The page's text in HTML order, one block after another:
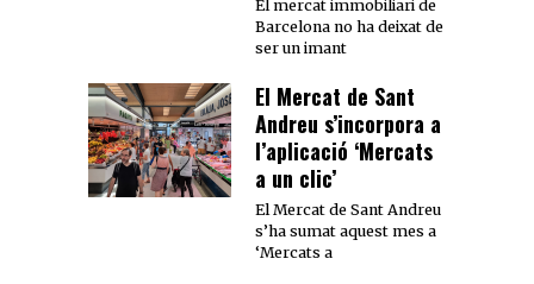
El mercat immobiliari de
Barcelona no ha deixat de
ser un imant
El Mercat de Sant
Andreu s’incorpora a
l’aplicació ‘Mercats
a un clic’
El Mercat de Sant Andreu
s’ha sumat aquest mes a
‘Mercats a